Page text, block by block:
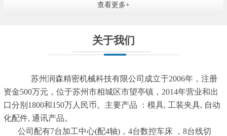
查看更多+
关于我们
苏州润森精密机械科技有限公司成立于2006年，注册
资金500万元，位于苏州市相城区市望亭镇，2014年营业和出
口分别1800和150万人民币。主要产品 ：模具, 工装夹具, 自动
化配件, 通讯产品。
公司配有7台加工中心(配4轴)，4台数控车床 ，8台线切